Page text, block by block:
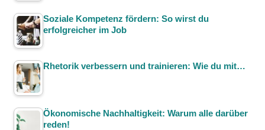
Soziale Kompetenz fördern: So wirst du
erfolgreicher im Job
Rhetorik verbessern und trainieren: Wie du mit…
Ökonomische Nachhaltigkeit: Warum alle darüber
reden!